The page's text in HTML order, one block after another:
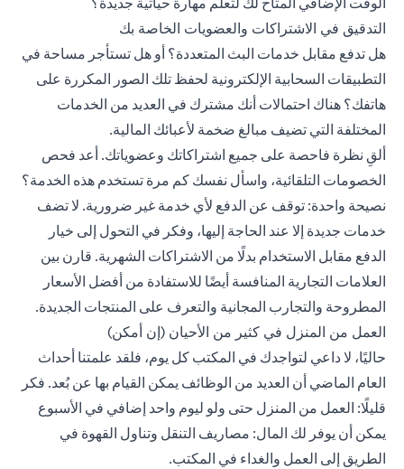
التدقيق في الاشتراكات والعضويات الخاصة بك
هل تدفع مقابل خدمات البث المتعددة؟ أو هل تستأجر مساحة في
التطبيقات السحابية الإلكترونية لحفظ تلك الصور المكررة على
هاتفك؟ هناك احتمالات أنك مشترك في العديد من الخدمات
المختلفة التي تضيف مبالغ ضخمة لأعبائك المالية.
ألقِ نظرة فاحصة على جميع اشتراكاتك وعضوياتك. أعد فحص
الخصومات التلقائية، واسأل نفسك كم مرة تستخدم هذه الخدمة؟
نصيحة واحدة: توقف عن الدفع لأي خدمة غير ضرورية. لا تضف
خدمات جديدة إلا عند الحاجة إليها، وفكر في التحول إلى خيار
الدفع مقابل الاستخدام بدلًا من الاشتراكات الشهرية. قارن بين
العلامات التجارية المنافسة أيضًا للاستفادة من أفضل الأسعار
المطروحة والتجارب المجانية والتعرف على المنتجات الجديدة.
العمل من المنزل في كثير من الأحيان (إن أمكن)
حاليًا، لا داعي لتواجدك في المكتب كل يوم، فلقد علمتنا أحداث
العام الماضي أن العديد من الوظائف يمكن القيام بها عن بُعد. فكر
قليلًا: العمل من المنزل حتى ولو ليوم واحد إضافي في الأسبوع
يمكن أن يوفر لك المال: مصاريف التنقل وتناول القهوة في
الطريق إلى العمل والغداء في المكتب.